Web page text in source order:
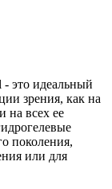
это идеальный
зрения, как на
на всех ее
поколения,
или для